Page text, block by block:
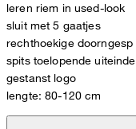
leren riem in used-look
sluit met 5 gaatjes
rechthoekige doorngesp
spits toelopende uiteinde
gestanst logo
lengte: 80-120 cm